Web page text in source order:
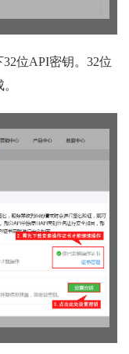
位API密钥。32位